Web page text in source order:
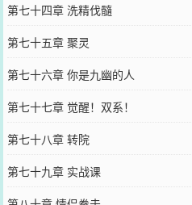
第七十四章 洗精伐髓
第七十五章 聚灵
第七十六章 你是九幽的人
第七十七章 觉醒！双系！
第七十八章 转院
第七十九章 实战课